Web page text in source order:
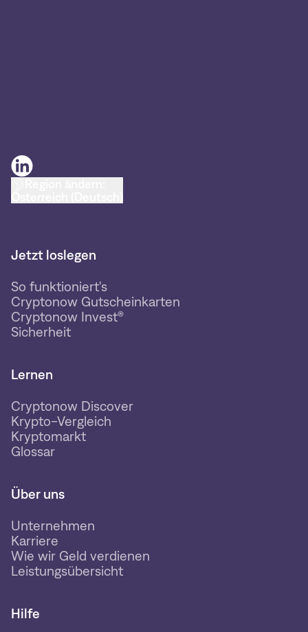
Jetzt loslegen
So funktioniert's
Cryptonow Gutscheinkarten
Cryptonow Invest®
Sicherheit
Lernen
Cryptonow Discover
Krypto-Vergleich
Kryptomarkt
Glossar
Über uns
Unternehmen
Karriere
Wie wir Geld verdienen
Leistungsübersicht
Hilfe